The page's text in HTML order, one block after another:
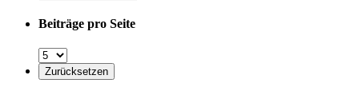
Beiträge pro Seite